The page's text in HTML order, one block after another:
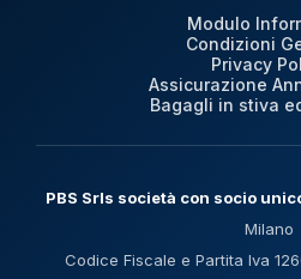
Modulo
Condizioni
Privacy
Assicurazione
Bagagli in stiva
PBS Srls società con socio
Milano
Codice Fiscale e Partita Iva